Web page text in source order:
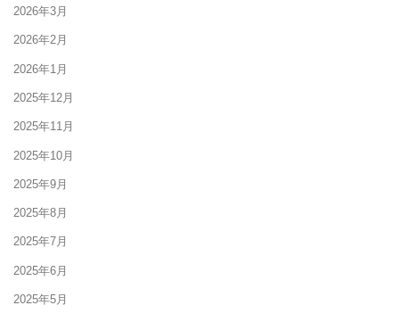
2026年3月
2026年2月
2026年1月
2025年12月
2025年11月
2025年10月
2025年9月
2025年8月
2025年7月
2025年6月
2025年5月